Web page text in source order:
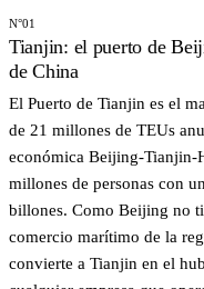
N°01
Tianjin: el puerto de
de China
El Puerto de Tianjin es el
de 21 millones de TEUs
económica Beijing-
millones de personas con
billones. Como Beijing no
comercio marítimo de la
convierte a Tianjin en el